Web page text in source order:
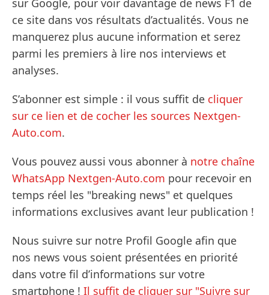
sur Google, pour voir davantage de news F1 de
ce site dans vos résultats d’actualités. Vous ne
manquerez plus aucune information et serez
parmi les premiers à lire nos interviews et
analyses.
S’abonner est simple : il vous suffit de cliquer
sur ce lien et de cocher les sources Nextgen-
Auto.com.
Vous pouvez aussi vous abonner à notre chaîne
WhatsApp Nextgen-Auto.com pour recevoir en
temps réel les "breaking news" et quelques
informations exclusives avant leur publication !
Nous suivre sur notre Profil Google afin que
nos news vous soient présentées en priorité
dans votre fil d’informations sur votre
smartphone ! Il suffit de cliquer sur "Suivre sur